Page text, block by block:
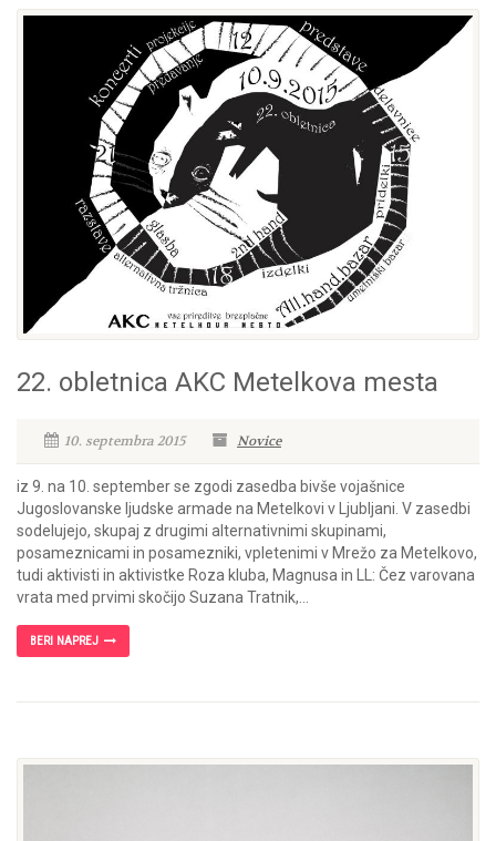
22. obletnica AKC Metelkova mesta
10. septembra 2015 Novice
iz 9. na 10. september se zgodi zasedba bivše vojašnice
Jugoslovanske ljudske armade na Metelkovi v Ljubljani. V zasedbi
sodelujejo, skupaj z drugimi alternativnimi skupinami,
posameznicami in posamezniki, vpletenimi v Mrežo za Metelkovo,
tudi aktivisti in aktivistke Roza kluba, Magnusa in LL: Čez varovana
vrata med prvimi skočijo Suzana Tratnik,...
BERI NAPREJ